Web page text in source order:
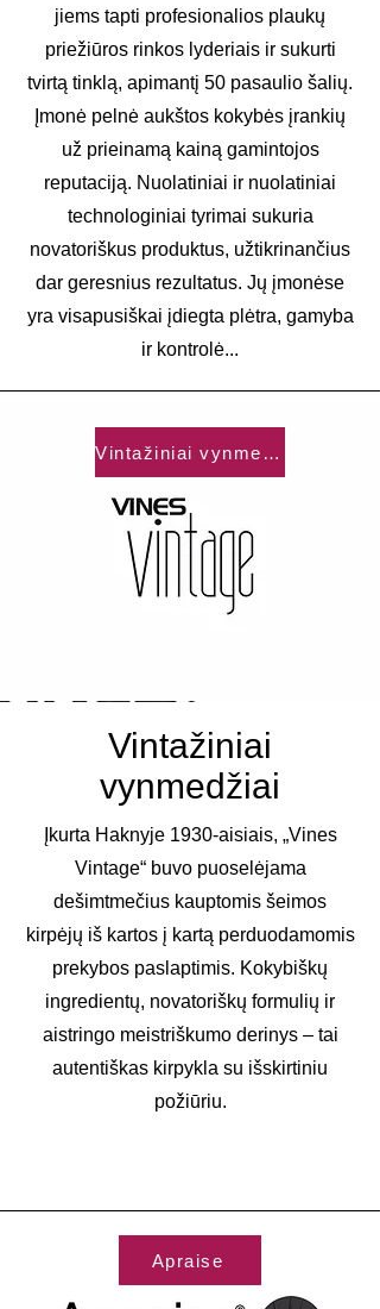
jiems tapti profesionalios plaukų
priežiūros rinkos lyderiais ir sukurti
tvirtą tinklą, apimantį 50 pasaulio šalių.
Įmonė pelnė aukštos kokybės įrankių
už prieinamą kainą gamintojos
reputaciją. Nuolatiniai ir nuolatiniai
technologiniai tyrimai sukuria
novatoriškus produktus, užtikrinančius
dar geresnius rezultatus. Jų įmonėse
yra visapusiškai įdiegta plėtra, gamyba
ir kontrolė...
Vintažiniai vynmedžiai
Vintažiniai
vynmedžiai
Įkurta Haknyje 1930-aisiais, „Vines
Vintage“ buvo puoselėjama
dešimtmečius kauptomis šeimos
kirpėjų iš kartos į kartą perduodamomis
prekybos paslaptimis. Kokybiškų
ingredientų, novatoriškų formulių ir
aistringo meistriškumo derinys – tai
autentiškas kirpykla su išskirtiniu
požiūriu.
Apraise